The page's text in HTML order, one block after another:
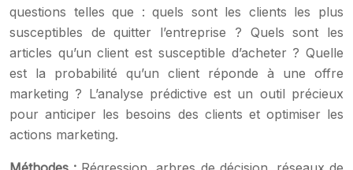
questions telles que : quels sont les clients les plus
susceptibles de quitter l’entreprise ? Quels sont les
articles qu’un client est susceptible d’acheter ? Quelle
est la probabilité qu’un client réponde à une offre
marketing ? L’analyse prédictive est un outil précieux
pour anticiper les besoins des clients et optimiser les
actions marketing.